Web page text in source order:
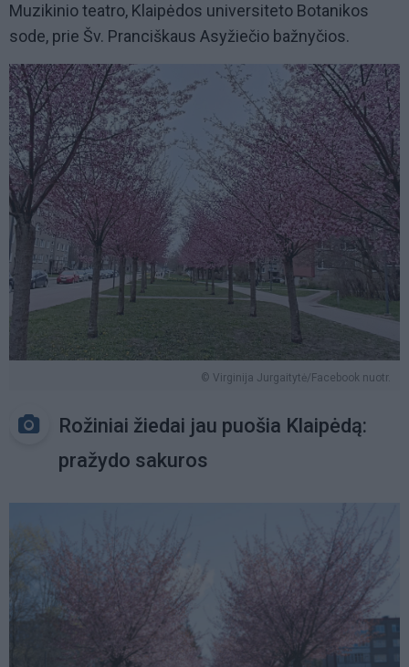
Muzikinio teatro, Klaipėdos universiteto Botanikos
sode, prie Šv. Pranciškaus Asyžiečio bažnyčios.
© Virginija Jurgaitytė/Facebook nuotr.
Rožiniai žiedai jau puošia Klaipėdą:
pražydo sakuros